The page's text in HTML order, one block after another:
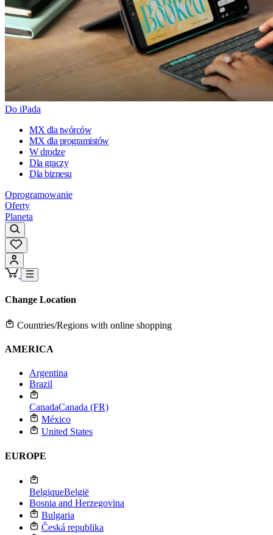
Do iPada
MX dla twórców
MX dla programistów
W drodze
Dla graczy
Dla biznesu
Oprogramowanie
Oferty
Planeta
Change Location
Countries/Regions with online shopping
AMERICA
Argentina
Brazil
CanadaCanada (FR)
México
United States
EUROPE
BelgiqueBelgië
Bosnia and Herzegovina
Bulgaria
Česká republika